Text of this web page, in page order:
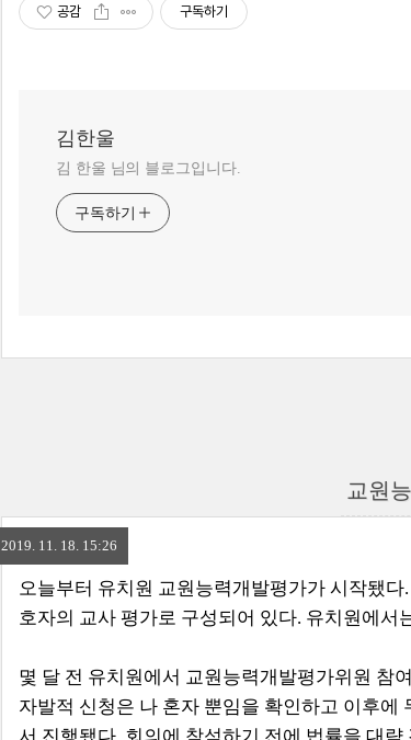
공감 구독하기
김한울
김 한울 님의 블로그입니다.
구독하기
교원
2019. 11. 18. 15:26
오늘부터 유치원 교원능력개발평가가 시작됐
호자의 교사 평가로 구성되어 있다. 유치원에서
몇 달 전 유치원에서 교원능력개발평가위원 참
자발적 신청은 나 혼자 뿐임을 확인하고 이후에